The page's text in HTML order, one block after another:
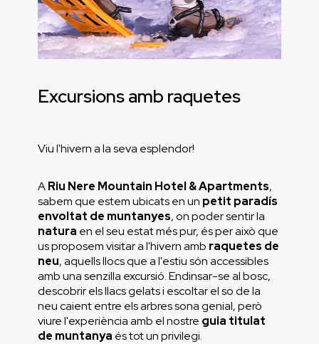
sou un esquiador amb bon nivell, que
busqueu un bon material per aprofitar al
màxim un dia d'esquí, aquesta és la vostra
gamma.
que inclou botes i esquís.
necessari d'una jornada intensa de neu.
Excursions amb raquetes
Viu l'hivern a la seva esplendor!
ARiu Nere Mountain Hotel & Apartments,
sabem que estem ubicats en un petit paradís
envoltat de muntanyes, on poder sentir la
natura en el seu estat més pur, és per això que
us proposem visitar a l'hivern amb raquetes de
neu, aquells llocs que a l'estiu són accessibles
amb una senzilla excursió. Endinsar-se al bosc,
descobrir els llacs gelats i escoltar el so de la
neu caient entre els arbres sona genial, però
viure l'experiència amb el nostre guia titulat
de muntanya és tot un privilegi.